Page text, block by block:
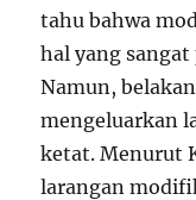
tahu bahwa
hal yang
Namun,
mengeluarkan
ketat. Menurut
larangan